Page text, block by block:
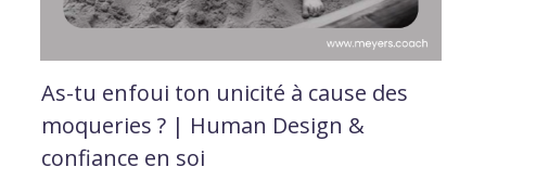
As-tu enfoui ton unicité à cause des
moqueries ? | Human Design &
confiance en soi